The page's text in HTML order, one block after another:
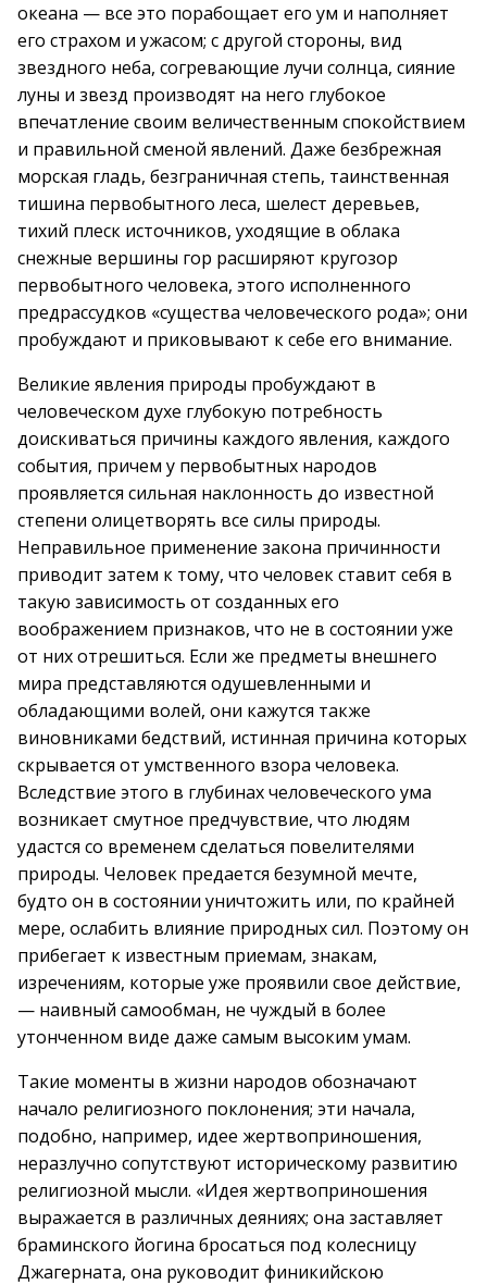
океана — все это порабощает его ум и наполняет
его страхом и ужасом; с другой стороны, вид
звездного неба, согревающие лучи солнца, сияние
луны и звезд производят на него глубокое
впечатление своим величественным спокойствием
и правильной сменой явлений. Даже безбрежная
морская гладь, безграничная степь, таинственная
тишина первобытного леса, шелест деревьев,
тихий плеск источников, уходящие в облака
снежные вершины гор расширяют кругозор
первобытного человека, этого исполненного
предрассудков «существа человеческого рода»; они
пробуждают и приковывают к себе его внимание.
Великие явления природы пробуждают в
человеческом духе глубокую потребность
доискиваться причины каждого явления, каждого
события, причем у первобытных народов
проявляется сильная наклонность до известной
степени олицетворять все силы природы.
Неправильное применение закона причинности
приводит затем к тому, что человек ставит себя в
такую зависимость от созданных его
воображением признаков, что не в состоянии уже
от них отрешиться. Если же предметы внешнего
мира представляются одушевленными и
обладающими волей, они кажутся также
виновниками бедствий, истинная причина которых
скрывается от умственного взора человека.
Вследствие этого в глубинах человеческого ума
возникает смутное предчувствие, что людям
удастся со временем сделаться повелителями
природы. Человек предается безумной мечте,
будто он в состоянии уничтожить или, по крайней
мере, ослабить влияние природных сил. Поэтому он
прибегает к известным приемам, знакам,
изречениям, которые уже проявили свое действие,
— наивный самообман, не чуждый в более
утонченном виде даже самым высоким умам.
Такие моменты в жизни народов обозначают
начало религиозного поклонения; эти начала,
подобно, например, идее жертвоприношения,
неразлучно сопутствуют историческому развитию
религиозной мысли. «Идея жертвоприношения
выражается в различных деяниях; она заставляет
браминского йогина бросаться под колесницу
Джагерната, она руководит финикийскою